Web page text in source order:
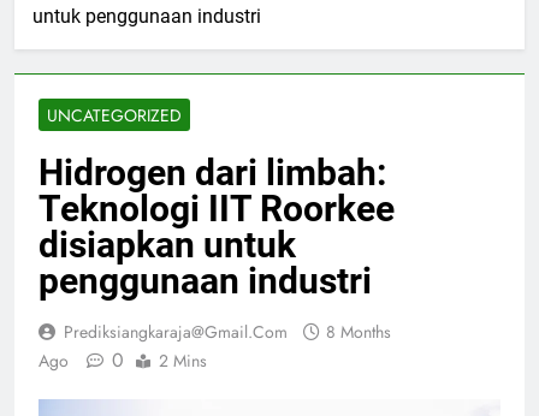
untuk penggunaan industri
UNCATEGORIZED
Hidrogen dari limbah:
Teknologi IIT Roorkee
disiapkan untuk
penggunaan industri
Prediksiangkaraja@gmail.com
8 Months
Ago
0 2 Mins